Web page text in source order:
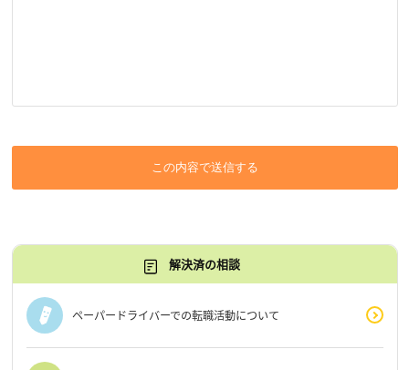
この内容で送信する
解決済の相談
ペーパードライバーでの転職活動について